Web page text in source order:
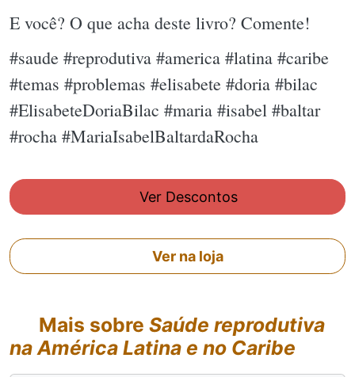
E você? O que acha deste livro? Comente!
#saude #reprodutiva #america #latina #caribe
#temas #problemas #elisabete #doria #bilac
#ElisabeteDoriaBilac #maria #isabel #baltar
#rocha #MariaIsabelBaltardaRocha
Ver Descontos
Ver na loja
Mais sobre Saúde reprodutiva
na América Latina e no Caribe